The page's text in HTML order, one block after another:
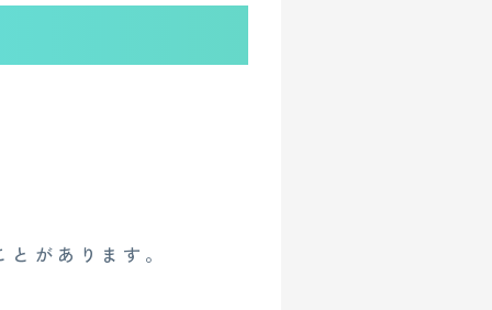
があります。